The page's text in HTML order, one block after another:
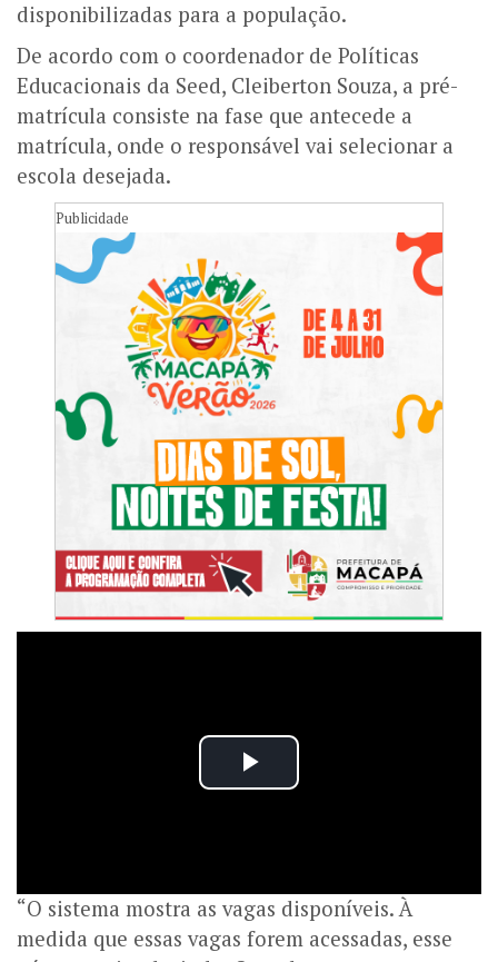
disponibilizadas para a população.
De acordo com o coordenador de Políticas
Educacionais da Seed, Cleiberton Souza, a pré-
matrícula consiste na fase que antecede a
matrícula, onde o responsável vai selecionar a
escola desejada.
Publicidade
“O sistema mostra as vagas disponíveis. À
medida que essas vagas forem acessadas, esse